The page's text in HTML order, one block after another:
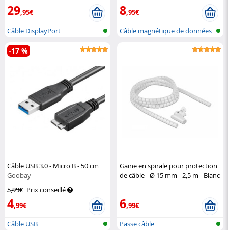
29,95€
Câble DisplayPort
8,95€
Câble magnétique de données
Câble USB 3.0 - Micro B - 50 cm
Goobay
5,99€ Prix conseillé
4,99€
-17 %
Câble USB
Gaine en spirale pour protection
de câble - Ø 15 mm - 2,5 m - Blanc
6,99€
Passe câble